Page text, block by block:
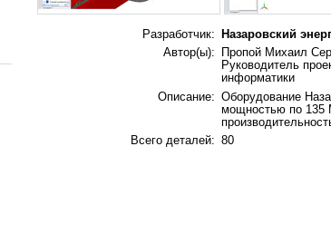
Разработчик: Назаровский
Автор(ы):
Пропой Михаил
Руководитель
информатики
Описание: Оборудование
мощностью по 135
Всего деталей: 80